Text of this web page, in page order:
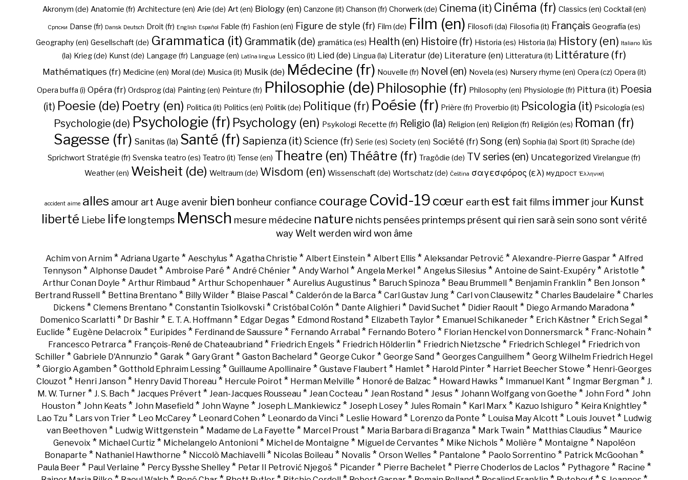
Akronym (de) Anatomie (fr) Architecture (en) Arie (de) Art (en) Biology (en) Canzone (it) Chanson (fr) Chorwerk (de) Cinema (it) Cinéma (fr) Classics (en) Cocktail (en)
Cрпски Danse (fr) Dansk Deutsch Droit (fr) English Español Fable (fr) Fashion (en) Figure de style (fr) Film (de) Film (en) Filosofi (da) Filosofia (it) Français Geografía (es)
Geography (en) Gesellschaft (de) Grammatica (it) Grammatik (de) gramática (es) Health (en) Histoire (fr) Historia (es) Historia (la) History (en) Italiano
Iūs
(la) Krieg (de) Kunst (de) Langage (fr) Language (en) Latīna lingua Lessico (it) Lied (de) Lingua (la) Literatur (de) Literature (en) Litteratura (it) Littérature (fr)
Mathématiques (fr) Medicine (en) Moral (de) Musica (it) Musik (de) Médecine (fr) Nouvelle (fr) Novel (en) Novela (es) Nursery rhyme (en) Opera (cz) Opera (it)
Opera buffa (i) Opéra (fr) Ordsprog (da) Painting (en) Peinture (fr) Philosophie (de) Philosophie (fr) Philosophy (en) Physiologie (fr) Pittura (it) Poesia
(it) Poesie (de) Poetry (en) Politica (it) Politics (en) Politik (de) Politique (fr) Poésie (fr) Prière (fr) Proverbio (it) Psicologia (it) Psicología (es)
Psychologie (de) Psychologie (fr) Psychology (en) Psykologi Recette (fr) Religio (la) Religion (en) Religion (fr) Religión (es) Roman (fr)
Sagesse (fr) Sanitas (la) Santé (fr) Sapienza (it) Science (fr) Serie (es) Society (en) Société (fr) Song (en) Sophia (la) Sport (it) Sprache (de)
Sprichwort Stratégie (fr) Svenska teatro (es) Teatro (it) Tense (en) Theatre (en) Théâtre (fr) Tragödie (de) TV series (en) Uncategorized Virelangue (fr)
Weather (en) Weisheit (de) Weltraum (de) Wisdom (en) Wissenschaft (de) Wortschatz (de) Čeština σαγεσφόρος (ελ) мудрост Ἑλληνική
accident aime alles amour art Auge avenir bien bonheur confiance courage Covid-19 cœur earth est fait films immer jour Kunst
liberté Liebe life longtemps Mensch mesure médecine nature nichts pensées printemps présent qui rien sarà sein sono sont vérité
way Welt werden wird won âme
Achim von Arnim* Adriana Ugarte * Aeschylus* Agatha Christie * Albert Einstein* Albert Ellis* Aleksandar Petrović * Alexandre-Pierre Gaspar* Alfred
Tennyson * Alphonse Daudet * Ambroise Paré * André Chénier * Andy Warhol * Angela Merkel * Angelus Silesius * Antoine de Saint-Exupéry * Aristotle *
Arthur Conan Doyle * Arthur Rimbaud * Arthur Schopenhauer * Aurelius Augustinus * Baruch Spinoza * Beau Brummell * Benjamin Franklin * Ben Jonson *
Bertrand Russell * Bettina Brentano * Billy Wilder * Blaise Pascal * Calderón de la Barca * Carl Gustav Jung * Carl von Clausewitz * Charles Baudelaire * Charles
Dickens * Clemens Brentano * Constantin Tsiolkovski * Cristóbal Colón * Dante Alighieri * David Suchet * Didier Raoult * Diego Armando Maradona *
Domenico Scarlatti * Dr Bashir * E. T. A. Hoffmann * Edgar Degas * Edmond Rostand * Elizabeth Taylor * Emanuel Schikaneder * Erich Kästner * Erich Segal *
Euclide * Eugène Delacroix * Euripides * Ferdinand de Saussure * Fernando Arrabal * Fernando Botero * Florian Henckel von Donnersmarck * Franc-Nohain *
Francesco Petrarca * François-René de Chateaubriand * Friedrich Engels * Friedrich Hölderlin * Friedrich Nietzsche * Friedrich Schlegel * Friedrich von
Schiller * Gabriele D'Annunzio * Garak * Gary Grant * Gaston Bachelard * George Cukor * George Sand * Georges Canguilhem * Georg Wilhelm Friedrich Hegel
* Giorgio Agamben * Gotthold Ephraim Lessing * Guillaume Apollinaire * Gustave Flaubert * Hamlet * Harold Pinter * Harriet Beecher Stowe * Henri-Georges
Clouzot * Henri Janson* Henry David Thoreau* Hercule Poirot * Herman Melville * Honoré de Balzac * Howard Hawks* Immanuel Kant * Ingmar Bergman* J.
M. W. Turner * J. S. Bach * Jacques Prévert * Jean-Jacques Rousseau * Jean Cocteau * Jean Rostand * Jesus * Johann Wolfgang von Goethe * John Ford * John
Houston* John Keats* John Masefield* John Wayne * Joseph L.Mankiewicz* Joseph Losey* Jules Romain* Karl Marx * Kazuo Ishiguro * Keira Knightley*
Lao Tzu* Lars von Trier* Leo McCarey* Leonard Cohen* Leonardo da Vinci* Leslie Howard* Lorenzo da Ponte * Louisa May Alcott * Louis Jouvet * Ludwig
van Beethoven* Ludwig Wittgenstein* Madame de La Fayette * Marcel Proust * Maria Barbara di Braganza* Mark Twain* Matthias Claudius* Maurice
Genevoix * Michael Curtiz* Michelangelo Antonioni* Michel de Montaigne * Miguel de Cervantes* Mike Nichols* Molière * Montaigne * Napoléon
Bonaparte * Nathaniel Hawthorne * Niccolò Machiavelli* Nicolas Boileau* Novalis* Orson Welles* Pantalone * Paolo Sorrentino * Patrick McGoohan*
Paula Beer* Paul Verlaine * Percy Bysshe Shelley* Petar II Petrović Njegoš* Picander* Pierre Bachelet * Pierre Choderlos de Laclos* Pythagore * Racine *